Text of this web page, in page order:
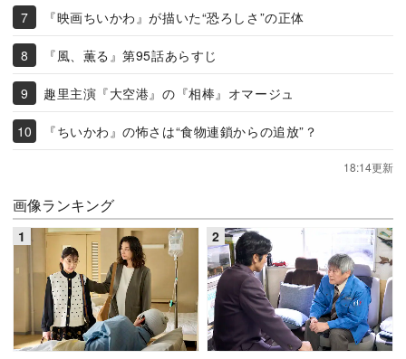
『映画ちいかわ』が描いた“恐ろしさ”の正体
『風、薫る』第95話あらすじ
趣里主演『大空港』の『相棒』オマージュ
『ちいかわ』の怖さは“食物連鎖からの追放”？
18:14更新
画像ランキング